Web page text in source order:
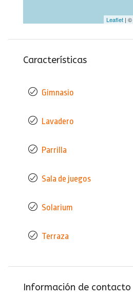
Leaflet | ©
Características
Gimnasio
Lavadero
Parrilla
Sala de juegos
Solarium
Terraza
Información de contacto